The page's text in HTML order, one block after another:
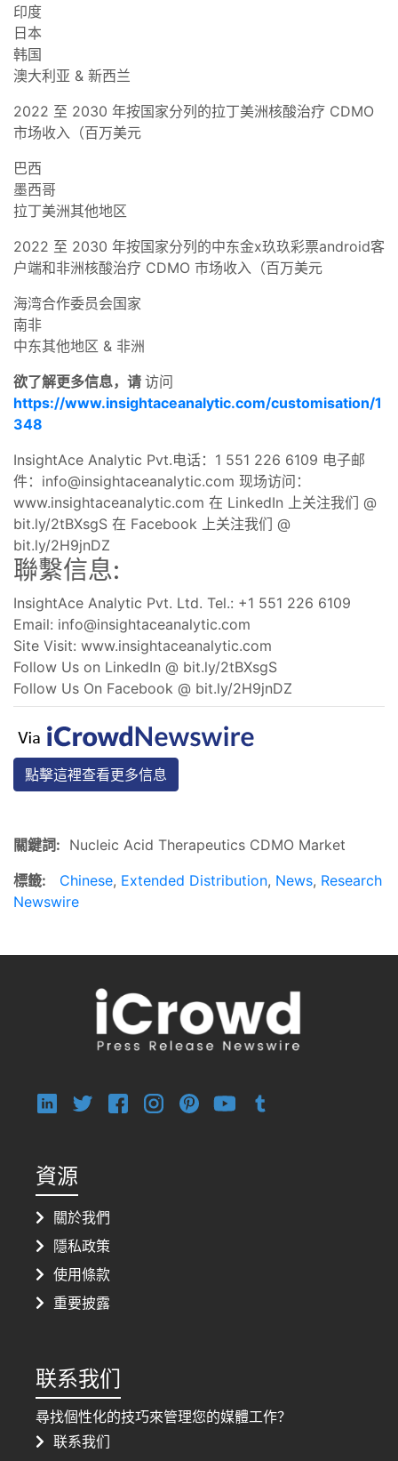
印度
日本
韩国
澳大利亚 & 新西兰
2022 至 2030 年按国家分列的拉丁美洲核酸治疗 CDMO
市场收入（百万美元
巴西
墨西哥
拉丁美洲其他地区
2022 至 2030 年按国家分列的中东金x玖玖彩票android客
户端和非洲核酸治疗 CDMO 市场收入（百万美元
海湾合作委员会国家
南非
中东其他地区 & 非洲
欲了解更多信息，请 访问
https://www.insightaceanalytic.com/customisation/1
348
InsightAce Analytic Pvt.电话：1 551 226 6109 电子邮
件： info@insightaceanalytic.com 现场访问：
www.insightaceanalytic.com 在 LinkedIn 上关注我们 @
bit.ly/2tBXsgS 在 Facebook 上关注我们 @
bit.ly/2H9jnDZ
聯繫信息:
InsightAce Analytic Pvt. Ltd. Tel.: +1 551 226 6109
Email: info@insightaceanalytic.com
Site Visit: www.insightaceanalytic.com
Follow Us on LinkedIn @ bit.ly/2tBXsgS
Follow Us On Facebook @ bit.ly/2H9jnDZ
點擊這裡查看更多信息
關鍵詞: Nucleic Acid Therapeutics CDMO Market
標籤:
Chinese, Extended Distribution, News, Research
Newswire
資源
關於我們
隱私政策
使用條款
重要披露
联系我们
尋找個性化的技巧來管理您的媒體工作？
联系我们